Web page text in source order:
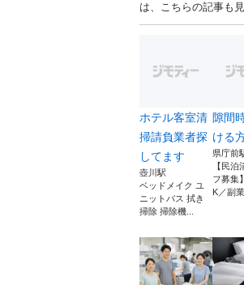
は、こちらの記事も見
ホテル客室清
掃請負業者探
してます
壺川駅
ベッドメイク ユ
ニットバス 拭き
掃除 掃除機...
隙間
ける
県庁前
【民泊
フ募集
K／副業